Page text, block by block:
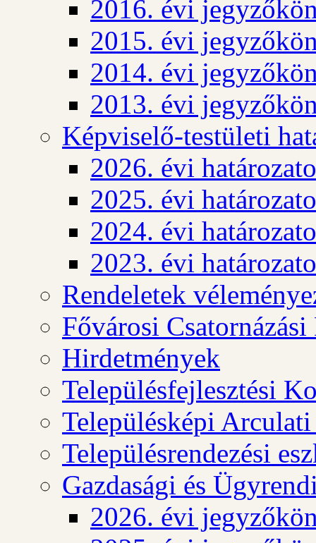
2016. évi
2015. évi
2014. évi
2013. évi
Képviselő-testületi
2026. évi
2025. évi
2024. évi
2023. évi
Rendeletek
Fővárosi
Hirdetmények
Településfejlesztési
Településképi
Településrendezési
Gazdasági és
2026. évi